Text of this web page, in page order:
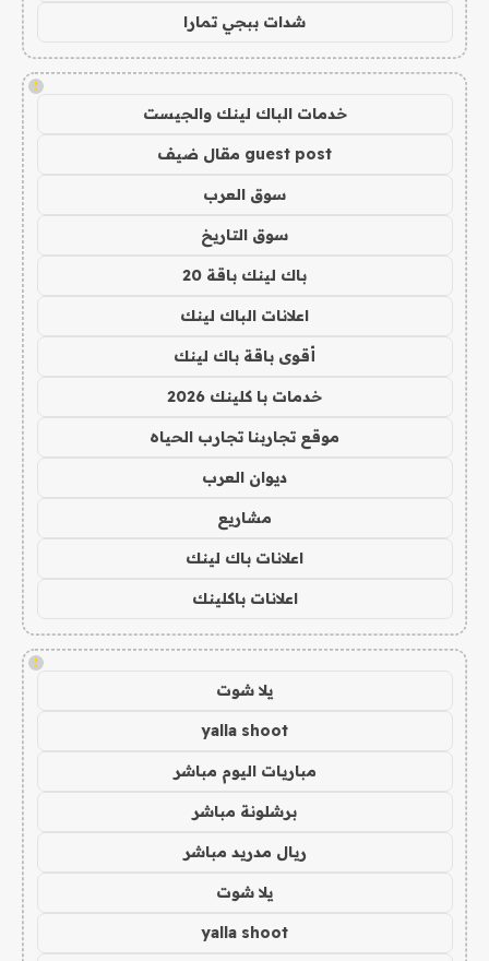
شدات ببجي تمارا
!
خدمات الباك لينك والجيست
guest post مقال ضيف
سوق العرب
سوق التاريخ
باك لينك باقة 20
اعلانات الباك لينك
أقوى باقة باك لينك
خدمات با كلينك 2026
موقع تجاربنا تجارب الحياه
ديوان العرب
مشاريع
اعلانات باك لينك
اعلانات باكلينك
!
يلا شوت
yalla shoot
مباريات اليوم مباشر
برشلونة مباشر
ريال مدريد مباشر
يلا شوت
yalla shoot